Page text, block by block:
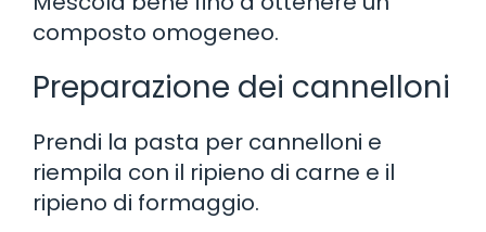
composto omogeneo.
Preparazione dei cannelloni
Prendi la pasta per cannelloni e
riempila con il ripieno di carne e il
ripieno di formaggio.